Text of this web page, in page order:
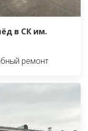
в СК им.
ремонт